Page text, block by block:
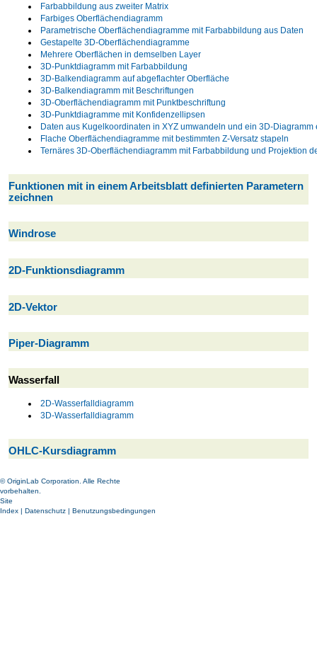
Farbabbildung aus zweiter Matrix
Farbiges Oberflächendiagramm
Parametrische Oberflächendiagramme mit Farbabbildung aus Daten
Gestapelte 3D-Oberflächendiagramme
Mehrere Oberflächen in demselben Layer
3D-Punktdiagramm mit Farbabbildung
3D-Balkendiagramm auf abgeflachter Oberfläche
3D-Balkendiagramm mit Beschriftungen
3D-Oberflächendiagramm mit Punktbeschriftung
3D-Punktdiagramme mit Konfidenzellipsen
Daten aus Kugelkoordinaten in XYZ umwandeln und ein 3D-Diagramm
Flache Oberflächendiagramme mit bestimmten Z-Versatz stapeln
Ternäres 3D-Oberflächendiagramm mit Farbabbildung und Projektion
Funktionen mit in einem Arbeitsblatt definierten Parametern
zeichnen
Windrose
2D-Funktionsdiagramm
2D-Vektor
Piper-Diagramm
Wasserfall
2D-Wasserfalldiagramm
3D-Wasserfalldiagramm
OHLC-Kursdiagramm
© OriginLab Corporation. Alle Rechte
vorbehalten.
Site
Index | Datenschutz | Benutzungsbedingungen